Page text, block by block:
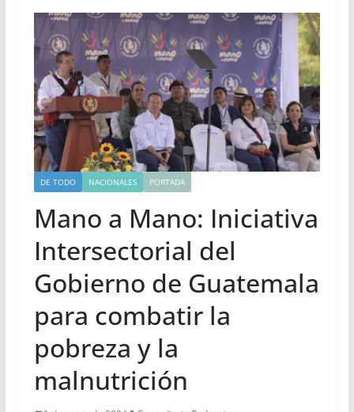
DE TODO NACIONALES PORTADA
Mano a Mano: Iniciativa
Intersectorial del
Gobierno de Guatemala
para combatir la
pobreza y la
malnutrición